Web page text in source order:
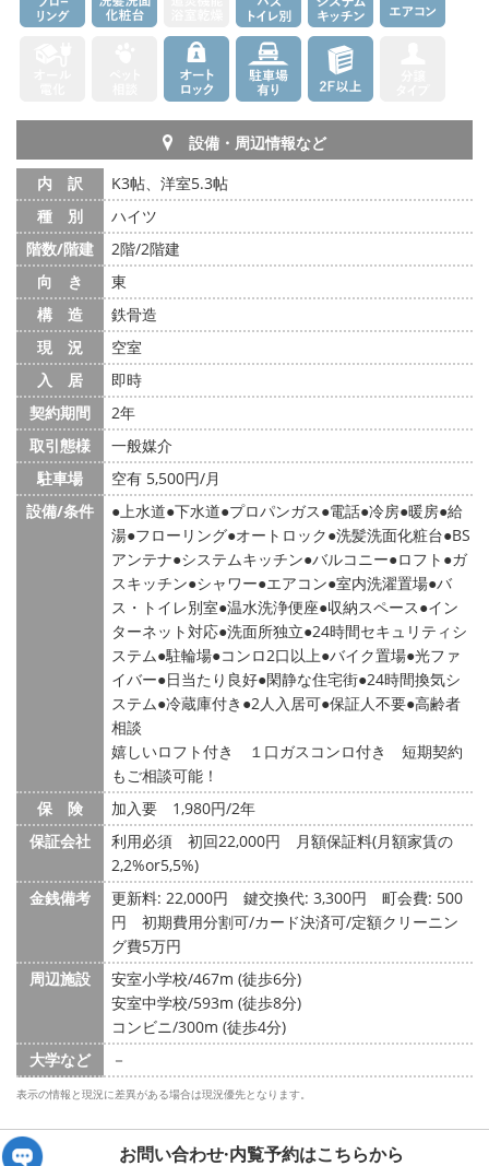
設備・周辺情報など
内 訳
K3帖、洋室5.3帖
種 別
ハイツ
階数/階建
2階/2階建
向 き
東
構 造
鉄骨造
現 況
空室
入 居
即時
契約期間
2年
取引態様
一般媒介
駐車場
空有 5,500円/月
設備/条件
上水道 下水道 プロパンガス 電話 冷房 暖房 給
湯 フローリング オートロック 洗髪洗面化粧台 BS
アンテナ システムキッチン バルコニー ロフト
ガ
スキッチン シャワー エアコン 室内洗濯置場 バ
ス・トイレ別室 温水洗浄便座 収納スペース イン
ターネット対応 洗面所独立 24時間セキュリティシ
ステム 駐輪場 コンロ2口以上 バイク置場 光ファ
イバー 日当たり良好 閑静な住宅街 24時間換気シ
ステム 冷蔵庫付き 2人入居可 保証人不要 高齢者
相談
嬉しいロフト付き １口ガスコンロ付き 短期契約
もご相談可能！
保 険
加入要 1,980円/2年
保証会社
利用必須 初回22,000円 月額保証料(月額家賃の
2,2%or5,5%)
金銭備考
更新料: 22,000円 鍵交換代: 3,300円
町会費: 500
円
初期費用分割可/カード決済可/定額クリーニン
グ費5万円
周辺施設
安室小学校/467m (徒歩6分)
安室中学校/593m (徒歩8分)
コンビニ/300m (徒歩4分)
大学など
－
表示の情報と現況に差異がある場合は現況優先となります。
お問い合わせ·内覧予約はこちらから